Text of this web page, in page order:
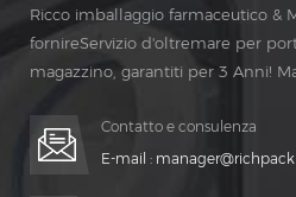
Ricco imballaggio farmaceutico &
fornireServizio d'oltremare per
magazzino, garantiti per 3 Anni!
Contatto e consulenza
E-mail :